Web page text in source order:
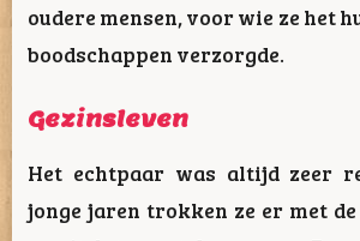
oudere mensen, voor wie ze het
boodschappen verzorgde.
Gezinsleven
Het echtpaar was altijd zeer
jonge jaren trokken ze er met